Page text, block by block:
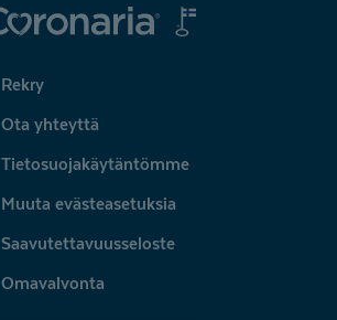
Coronaria
Rekry
Ota yhteyttä
Tietosuojakäytäntömme
Muuta evästeasetuksia
Saavutettavuusseloste
Omavalvonta